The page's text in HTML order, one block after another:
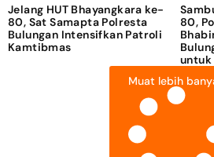
Jelang HUT Bhayangkara ke-
80, Sat Samapta Polresta
Bulungan Intensifkan Patroli
Kamtibmas
80,
untuk
Muat lebih